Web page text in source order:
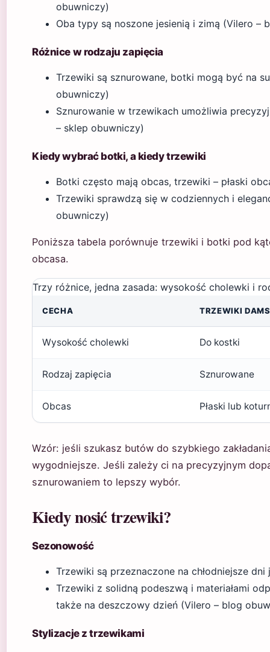
obuwniczy)
Oba typy są noszone jesienią i zimą (Vilero –
Różnice w rodzaju zapięcia
Trzewiki są sznurowane, botki mogą być na
obuwniczy)
Sznurowanie w trzewikach umożliwia
– sklep obuwniczy)
Kiedy wybrać botki, a kiedy trzewiki
Botki często mają obcas, trzewiki – płaski
Trzewiki sprawdzą się w codziennych i
obuwniczy)
Poniższa tabela porównuje trzewiki i botki pod
obcasa.
Trzy różnice, jedna zasada: wysokość cholewki i
CECHA TRZEWIKI
Wysokość cholewki Do kostki
Rodzaj zapięcia Sznurowane
Obcas Płaski lub
Wzór: jeśli szukasz butów do szybkiego
wygodniejsze. Jeśli zależy ci na precyzyjnym
sznurowaniem to lepszy wybór.
Kiedy nosić trzewiki?
Sezonowość
Trzewiki są przeznaczone na chłodniejsze
Trzewiki z solidną podeszwą i materiałami
także na deszczowy dzień (Vilero – blog
Stylizacje z trzewikami